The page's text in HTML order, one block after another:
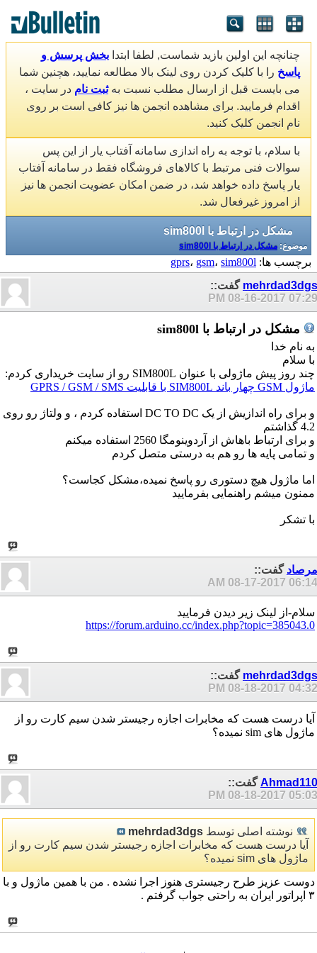
چنانچه این اولین بازید شماست, لطفا ابتدا بخش پرسش و
پاسخ را با کلیک کردن روی لینک بالا مطالعه نمایید، هچنین شما
می بایست قبل از ارسال مطلب نسبت بهثبت نام در سایت ،
اقدام فرمایید. برای مشاهده انجمن ها نیز کافی است بر روی
نام انجمن کلیک کنید.
با سلام، با توجه به راه اندازی سامانه آفتاب یار از این پس
سوالات فنی مرتبط با کالاهای فروشگاه فقط در سامانه آفتاب
یار پاسخ داده خواهد شد، در ضمن امکان عضویت انجمن ها نیز
از امروز غیرفعال شد.
مشکل در ارتباط با sim800l
موضوع: مشکل در ارتباط با sim800l
برچسب ها: gprs، gsm، sim800l
mehrdad3dgs گفت::
08-16-2017 07:29 PM
مشکل در ارتباط با sim800l
به نام خدا
با سلام
چند روز پیش ماژولی با عنوان SIM800L رو از سایت خریداری کردم:
ماژول GSM چهار باند SIM800L با قابلیت GPRS / GSM / SMS
و برای راه اندازیش از یک DC TO DC استفاده کردم ، و ولتاژ رو روی
4.2 گذاشتم
و برای ارتباط باهاش از آردوینومگا 2560 استفاده میکنم
و تمامی پایه ها رو هم به درستی متصل کردم
اما ماژول هیچ دستوری رو پاسخ نمیده،مشکل کجاست؟
ممنون میشم راهنمایی بفرمایید
با تشکر
مرصاد گفت::
08-17-2017 06:14 AM
سلام-از لینک زیر دیدن فرمایید
https://forum.arduino.cc/index.php?topic=385043.0
mehrdad3dgs گفت::
08-18-2017 04:32 PM
آیا درست هست که مخابرات اجازه رجیستر شدن سیم کارت رو از
ماژول های sim نمیده؟
Ahmad110گفت::
08-18-2017 05:03 PM
نوشته اصلی توسط mehrdad3dgs
آیا درست هست که مخابرات اجازه رجیستر شدن سیم کارت رو از
ماژول های sim نمیده؟
دوست عزیز طرح رجیستری هنوز اجرا نشده . من با همین ماژول و با
۳ اپراتور ایران به راحتی جواب گرفتم .